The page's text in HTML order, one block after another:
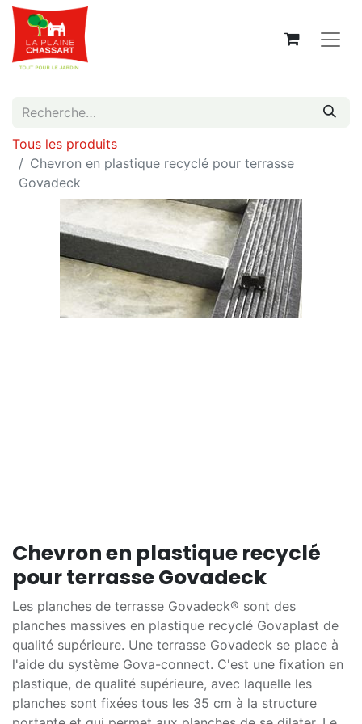
Tous les produits
Chevron en plastique recyclé pour terrasse
Govadeck
Chevron en plastique recyclé
pour terrasse Govadeck
Les planches de terrasse Govadeck® sont des
planches massives en plastique recyclé Govaplast de
qualité supérieure. Une terrasse Govadeck se place à
l'aide du système Gova-connect. C'est une fixation en
plastique, de qualité supérieure, avec laquelle les
planches sont fixées tous les 35 cm à la structure